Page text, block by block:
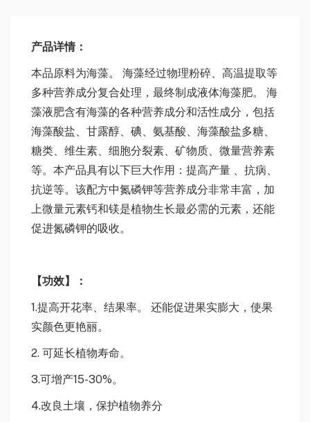
产品详情：
本品原料为海藻。 海藻经过物理粉碎、高温提取等
多种营养成分复合处理，最终制成液体海藻肥。 海
藻液肥含有海藻的各种营养成分和活性成分，包括
海藻酸盐、甘露醇、碘、氨基酸、海藻酸盐多糖、
糖类、维生素、细胞分裂素、矿物质、微量营养素
等。本产品具有以下巨大作用：提高产量 、抗病、
抗逆等。该配方中氮磷钾等营养成分非常丰富，加
上微量元素钙和镁是植物生长最必需的元素，还能
促进氮磷钾的吸收。
【功效】：
1.提高开花率、结果率。 还能促进果实膨大，使果
实颜色更艳丽。
2. 可延长植物寿命。
3.可增产15-30%。
4.改良土壤，保护植物养分